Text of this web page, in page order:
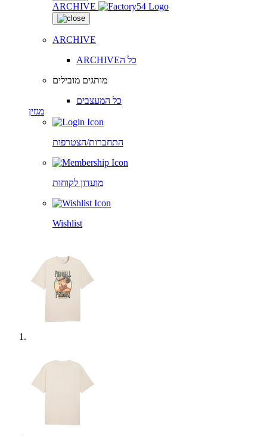
ARCHIVE
ARCHIVE
ARCHIVEכל ה
מותגים מובילים
כל המעצבים
מגזין
התחברות/הצטרפות
מועדון לקוחות
Wishlist